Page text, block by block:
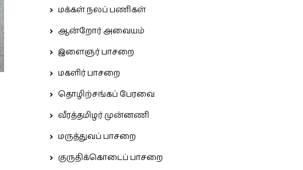
மக்கள் நலப் பணிகள்
ஆன்றோர் அவையம்
இளைஞர் பாசறை
மகளிர் பாசறை
தொழிற்சங்கப் பேரவை
வீரத்தமிழர் முன்னணி
மருத்துவப் பாசறை
குருதிக்கொடைப் பாசறை